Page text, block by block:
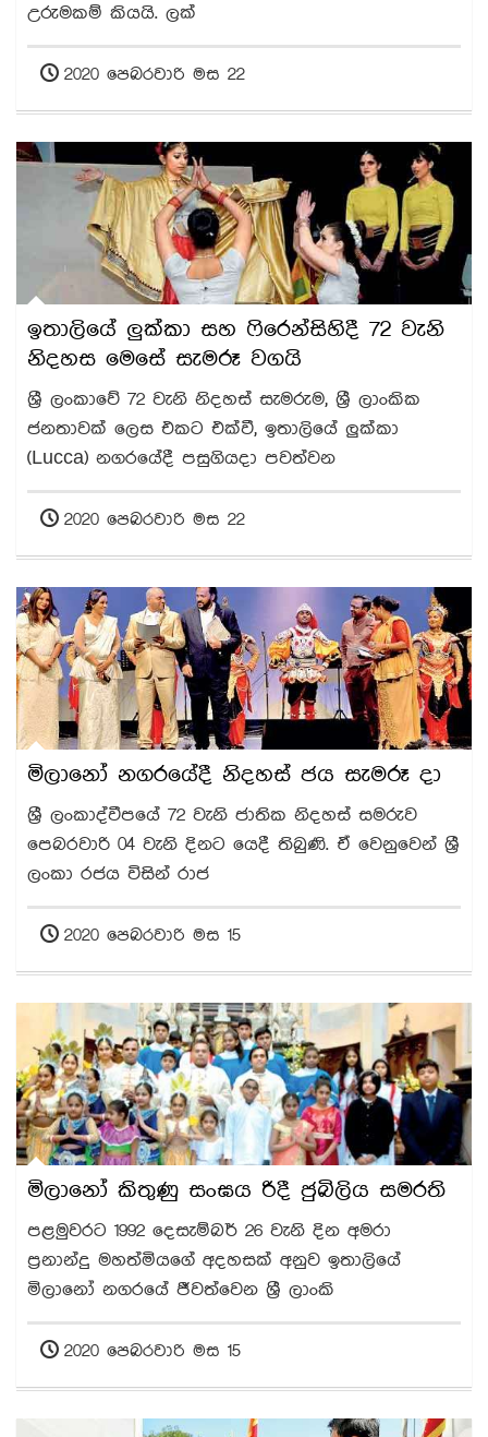
උරුමකම් කියයි. ලක්
2020 පෙබරවාරි මස 22
ඉතාලියේ ලුක්කා සහ ෆිරෙන්සිහිදී 72 වැනි
නිදහස මෙසේ සැමරූ වගයි
ශ්‍රී ලංකාවේ 72 වැනි නිදහස් සැමරුම, ශ්‍රී ලාංකික
ජනතාවක් ලෙස එකට එක්වී, ඉතාලියේ ලුක්කා
(Lucca) නගරයේදී පසුගියදා පවත්වන
2020 පෙබරවාරි මස 22
මිලානෝ නගරයේදී නිදහස් ජය සැමරූ දා
ශ්‍රී ලංකාද්වීපයේ 72 වැනි ජාතික නිදහස් සමරුව
පෙබරවාරි 04 වැනි දිනට යෙදී තිබුණි. ඒ වෙනුවෙන් ශ්‍රී
ලංකා රජය විසින් රාජ
2020 පෙබරවාරි මස 15
මිලානෝ කිතුණු සංඝය රිදී ජුබිලිය සමරති
පළමුවරට 1992 දෙසැම්බර් 26 වැනි දින අමරා
ප්‍රනාන්දු මහත්මියගේ අදහසක් අනුව ඉතාලියේ
මිලානෝ නගරයේ ජීවත්වෙන ශ්‍රී ලාංකි
2020 පෙබරවාරි මස 15